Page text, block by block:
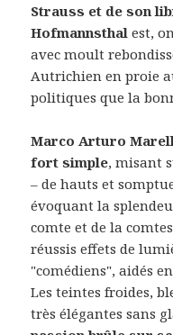
Strauss et de son
Hofmannsthal est,
avec moult
Autrichien en proie
politiques que la
Marco Arturo
fort simple, misant
– de hauts et
évoquant la
comte et de la
réussis effets de
"comédiens", aidés
Les teintes froides,
très élégantes sans